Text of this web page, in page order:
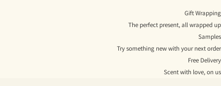
Gift Wrapping
The perfect present, all wrapped up
Samples
Try something new with your next order
Free Delivery
Scent with love, on us